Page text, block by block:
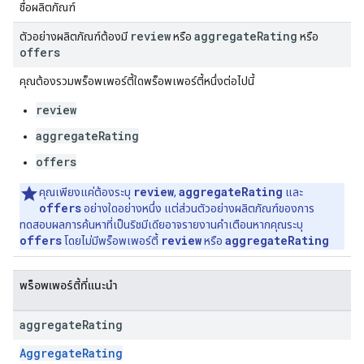
ชื่อผลิตภัณฑ์
ตัวอย่างผลิตภัณฑ์ต้องมี reviewหรือ aggregateRating หรือ
offers
คุณต้องรวมพร็อพเพอร์ตี้ใดพร็อพเพอร์ตี้หนึ่งต่อไปนี้
review
aggregateRating
offers
คุณเพียงแค่ต้องระบุ review, aggregateRating และ
offersอย่างใดอย่างหนึ่ง แต่ส่วนตัวอย่างผลิตภัณฑ์ของการ
ทดสอบผลการค้นหาที่เป็นริชมีเดียอาจรายงานคำเตือนหากคุณระบุ
offers โดยไม่มีพร็อพเพอร์ตี้ reviewหรือ aggregateRating
พร็อพเพอร์ตี้ที่แนะนำ
aggregateRating
AggregateRating